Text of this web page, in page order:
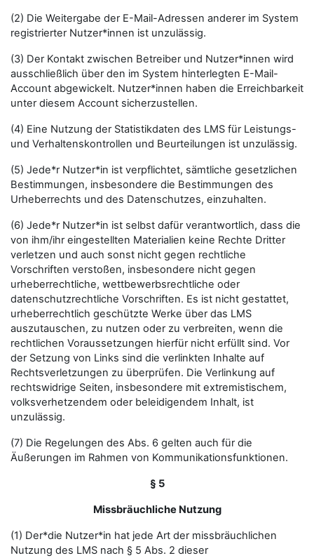
(2) Die Weitergabe der E-Mail-Adressen anderer im System
registrierter Nutzer*innen ist unzulässig.
(3) Der Kontakt zwischen Betreiber und Nutzer*innen wird
ausschließlich über den im System hinterlegten E-Mail-
Account abgewickelt. Nutzer*innen haben die Erreichbarkeit
unter diesem Account sicherzustellen.
(4) Eine Nutzung der Statistikdaten des LMS für Leistungs-
und Verhaltenskontrollen und Beurteilungen ist unzulässig.
(5) Jede*r Nutzer*in ist verpflichtet, sämtliche gesetzlichen
Bestimmungen, insbesondere die Bestimmungen des
Urheberrechts und des Datenschutzes, einzuhalten.
(6) Jede*r Nutzer*in ist selbst dafür verantwortlich, dass die
von ihm/ihr eingestellten Materialien keine Rechte Dritter
verletzen und auch sonst nicht gegen rechtliche
Vorschriften verstoßen, insbesondere nicht gegen
urheberrechtliche, wettbewerbsrechtliche oder
datenschutzrechtliche Vorschriften. Es ist nicht gestattet,
urheberrechtlich geschützte Werke über das LMS
auszutauschen, zu nutzen oder zu verbreiten, wenn die
rechtlichen Voraussetzungen hierfür nicht erfüllt sind. Vor
der Setzung von Links sind die verlinkten Inhalte auf
Rechtsverletzungen zu überprüfen. Die Verlinkung auf
rechtswidrige Seiten, insbesondere mit extremistischem,
volksverhetzendem oder beleidigendem Inhalt, ist
unzulässig.
(7) Die Regelungen des Abs. 6 gelten auch für die
Äußerungen im Rahmen von Kommunikationsfunktionen.
§ 5
Missbräuchliche Nutzung
(1) Der*die Nutzer*in hat jede Art der missbräuchlichen
Nutzung des LMS nach § 5 Abs. 2 dieser